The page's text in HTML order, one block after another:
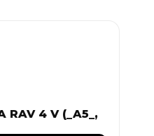
RAV 4 V (_A5_,